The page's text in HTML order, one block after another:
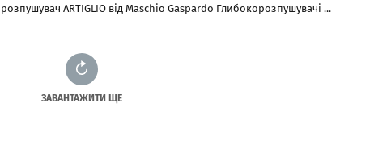
ARTIGLIO від Maschio Gaspardo Глибокорозпушувачі ...
ЗАВАНТАЖИТИ ЩЕ